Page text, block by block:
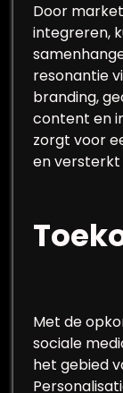
Door
integreren,
resonantie
branding,
content en
zorgt voor
en
Met de
sociale
het gebied